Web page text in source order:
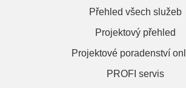
Přehled všech služeb
Projektový přehled
Projektové poradenství
PROFI servis